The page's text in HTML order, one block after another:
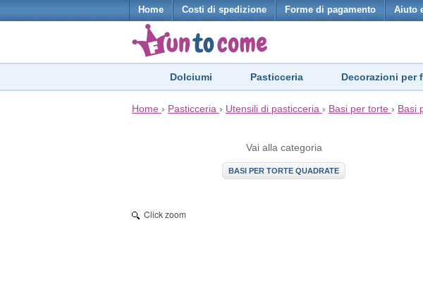
Home Costi di spedizione Forme di pagamento Aiuto
Dolciumi Pasticceria Decorazioni per
Home › Pasticceria › Utensili di pasticceria › Basi per torte › Basi
Vai alla categoria
BASI PER TORTE QUADRATE
Click zoom